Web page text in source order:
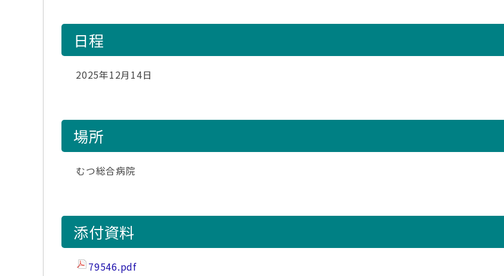
日程
2025年12月14日
場所
むつ総合病院
添付資料
79546.pdf